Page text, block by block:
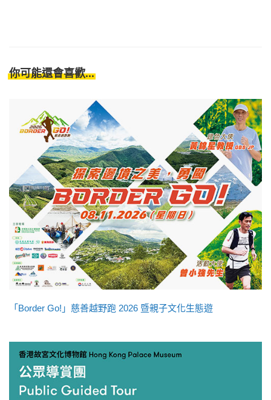
你可能還會喜歡...
「Border Go!」慈善越野跑 2026 暨親子文化生態遊